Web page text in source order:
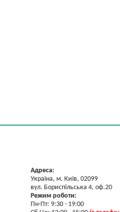
Адреса:
Україна, м. Київ, 02099
вул. Бориспільська 4, оф.20
Режим роботи:
Пн-Пт: 9:30 - 19:00